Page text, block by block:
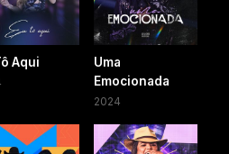
Aqui
Uma
Emocionada
2024